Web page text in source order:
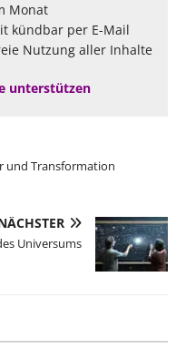
Monat
kündbar per E-Mail
Nutzung aller Inhalte
unterstützen
und Transformation
Universums